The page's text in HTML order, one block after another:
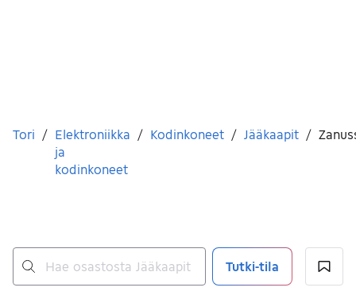
Olet tässä
Tori / Elektroniikka
ja
kodinkoneet
/ Kodinkoneet / Jääkaapit /
Tutki-tila